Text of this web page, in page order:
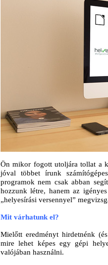
Ön mikor fogott utoljára tollat a
jóval többet írunk
programok nem csak abban
hozzunk létre, hanem az
„helyesírási versennyel”
Mit várhatunk el?
Mielőtt eredményt hirdetnénk
mire lehet képes egy gépi
valójában használni.